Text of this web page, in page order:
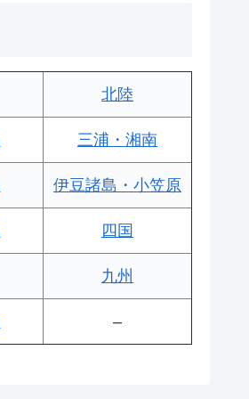
北陸
三浦・湘南
伊豆諸島・小笠原
四国
九州
–